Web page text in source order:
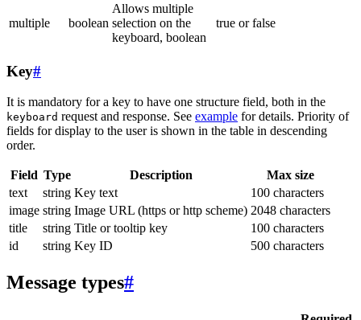
multiple boolean
Allows multiple
selection on the
keyboard, boolean
true or false
Key#
It is mandatory for a key to have one structure field, both in the
keyboard request and response. See example for details. Priority of
fields for display to the user is shown in the table in descending
order.
Field Type Description
Max size
text
string Key text
100 characters
image string Image URL (https or http scheme) 2048 characters
title
string Title or tooltip key
100 characters
id
string Key ID 500 characters
Message types#